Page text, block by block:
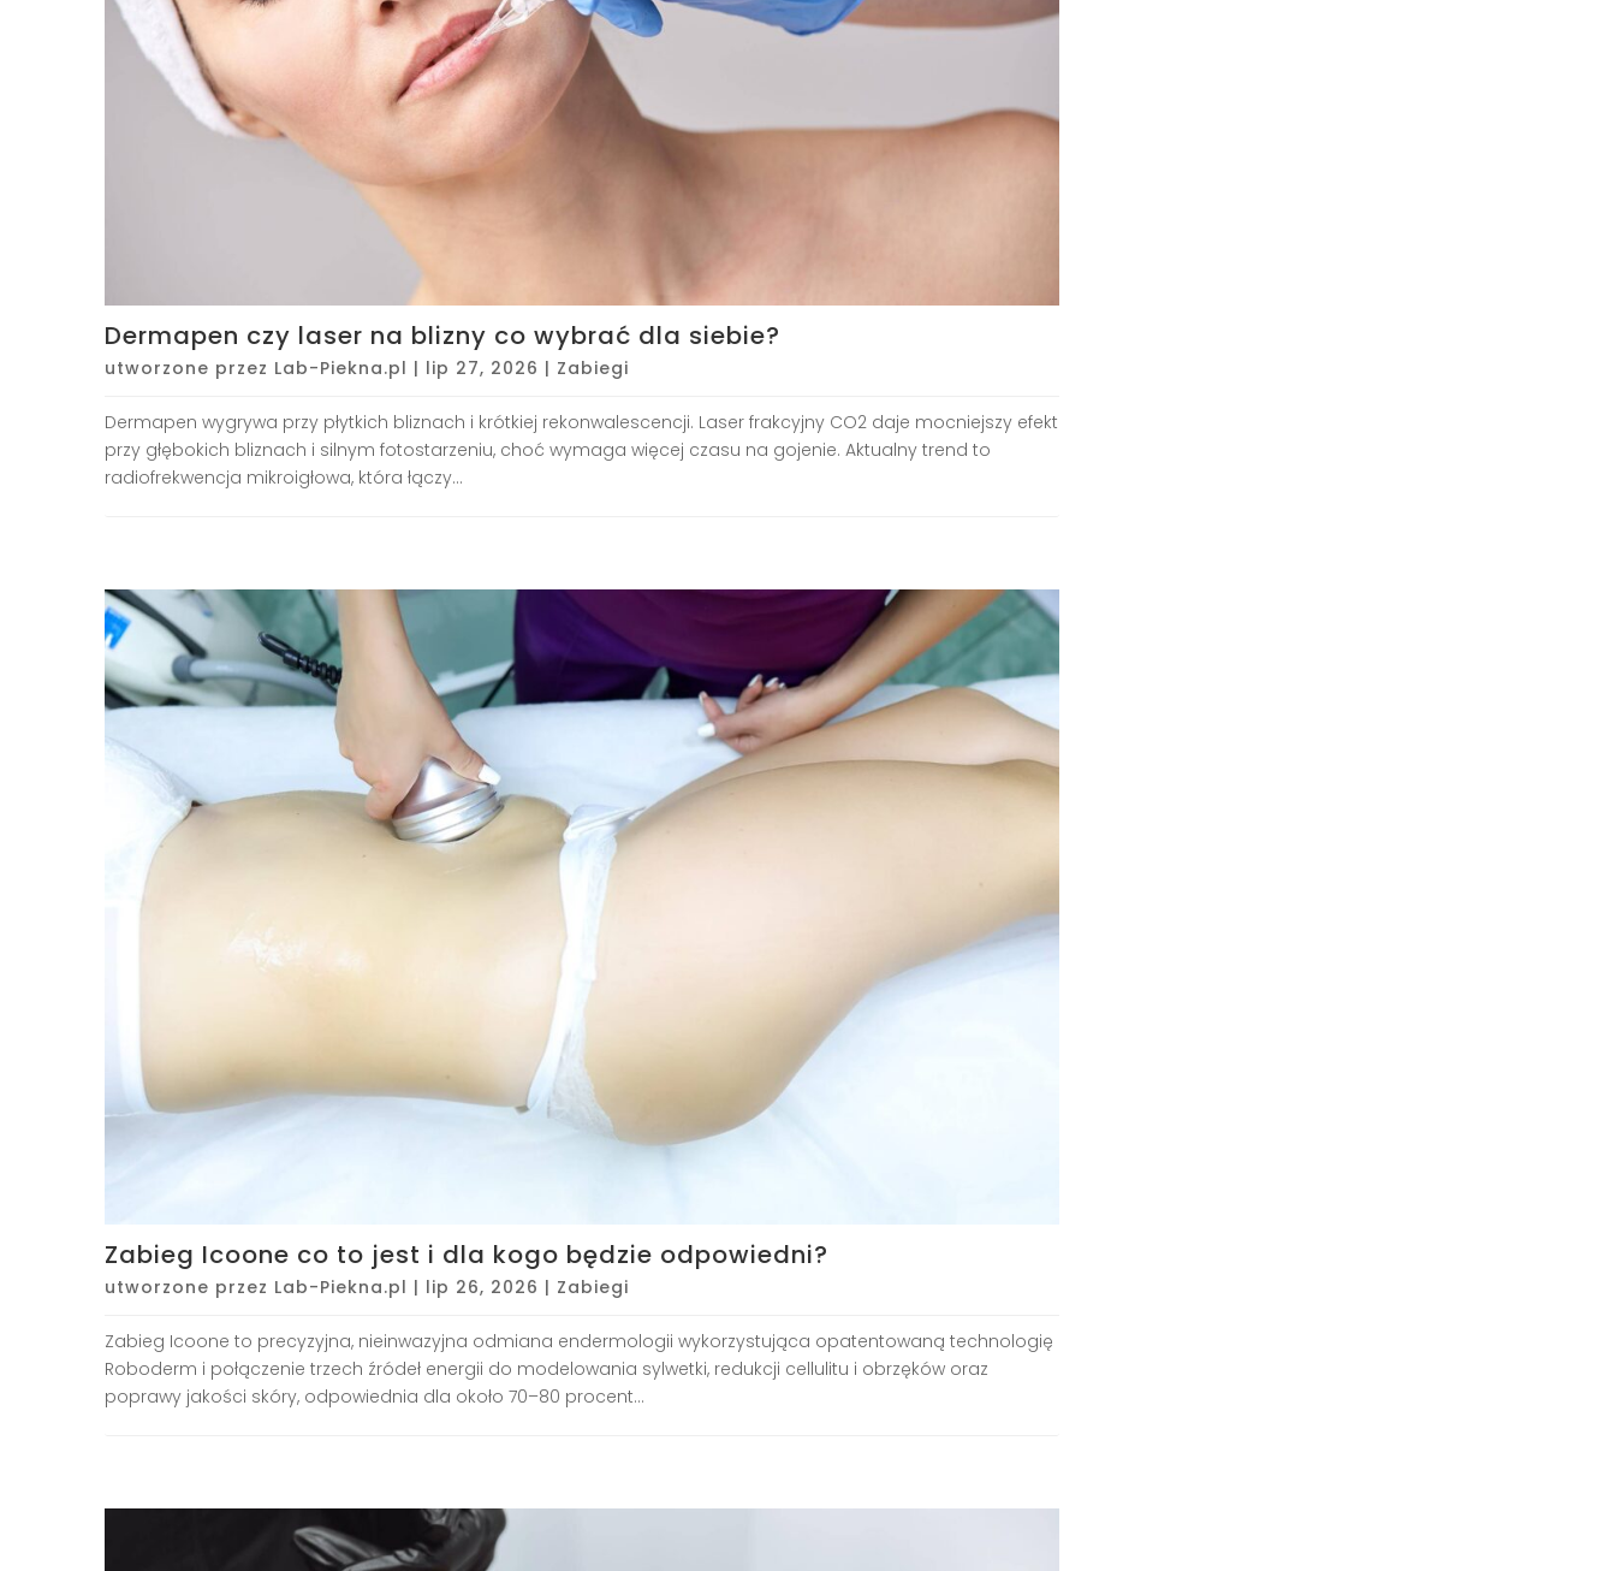
Dermapen czy laser na blizny co wybrać dla siebie?
utworzone przez Lab-Piekna.pl | lip 27, 2026 | Zabiegi
Dermapen wygrywa przy płytkich bliznach i krótkiej rekonwalescencji. Laser frakcyjny CO2 daje mocniejszy efekt
przy głębokich bliznach i silnym fotostarzeniu, choć wymaga więcej czasu na gojenie. Aktualny trend to
radiofrekwencja mikroigłowa, która łączy...
Zabieg Icoone co to jest i dla kogo będzie odpowiedni?
utworzone przez Lab-Piekna.pl | lip 26, 2026 | Zabiegi
Zabieg Icoone to precyzyjna, nieinwazyjna odmiana endermologii wykorzystująca opatentowaną technologię
Roboderm i połączenie trzech źródeł energii do modelowania sylwetki, redukcji cellulitu i obrzęków oraz
poprawy jakości skóry, odpowiednia dla około 70–80 procent...